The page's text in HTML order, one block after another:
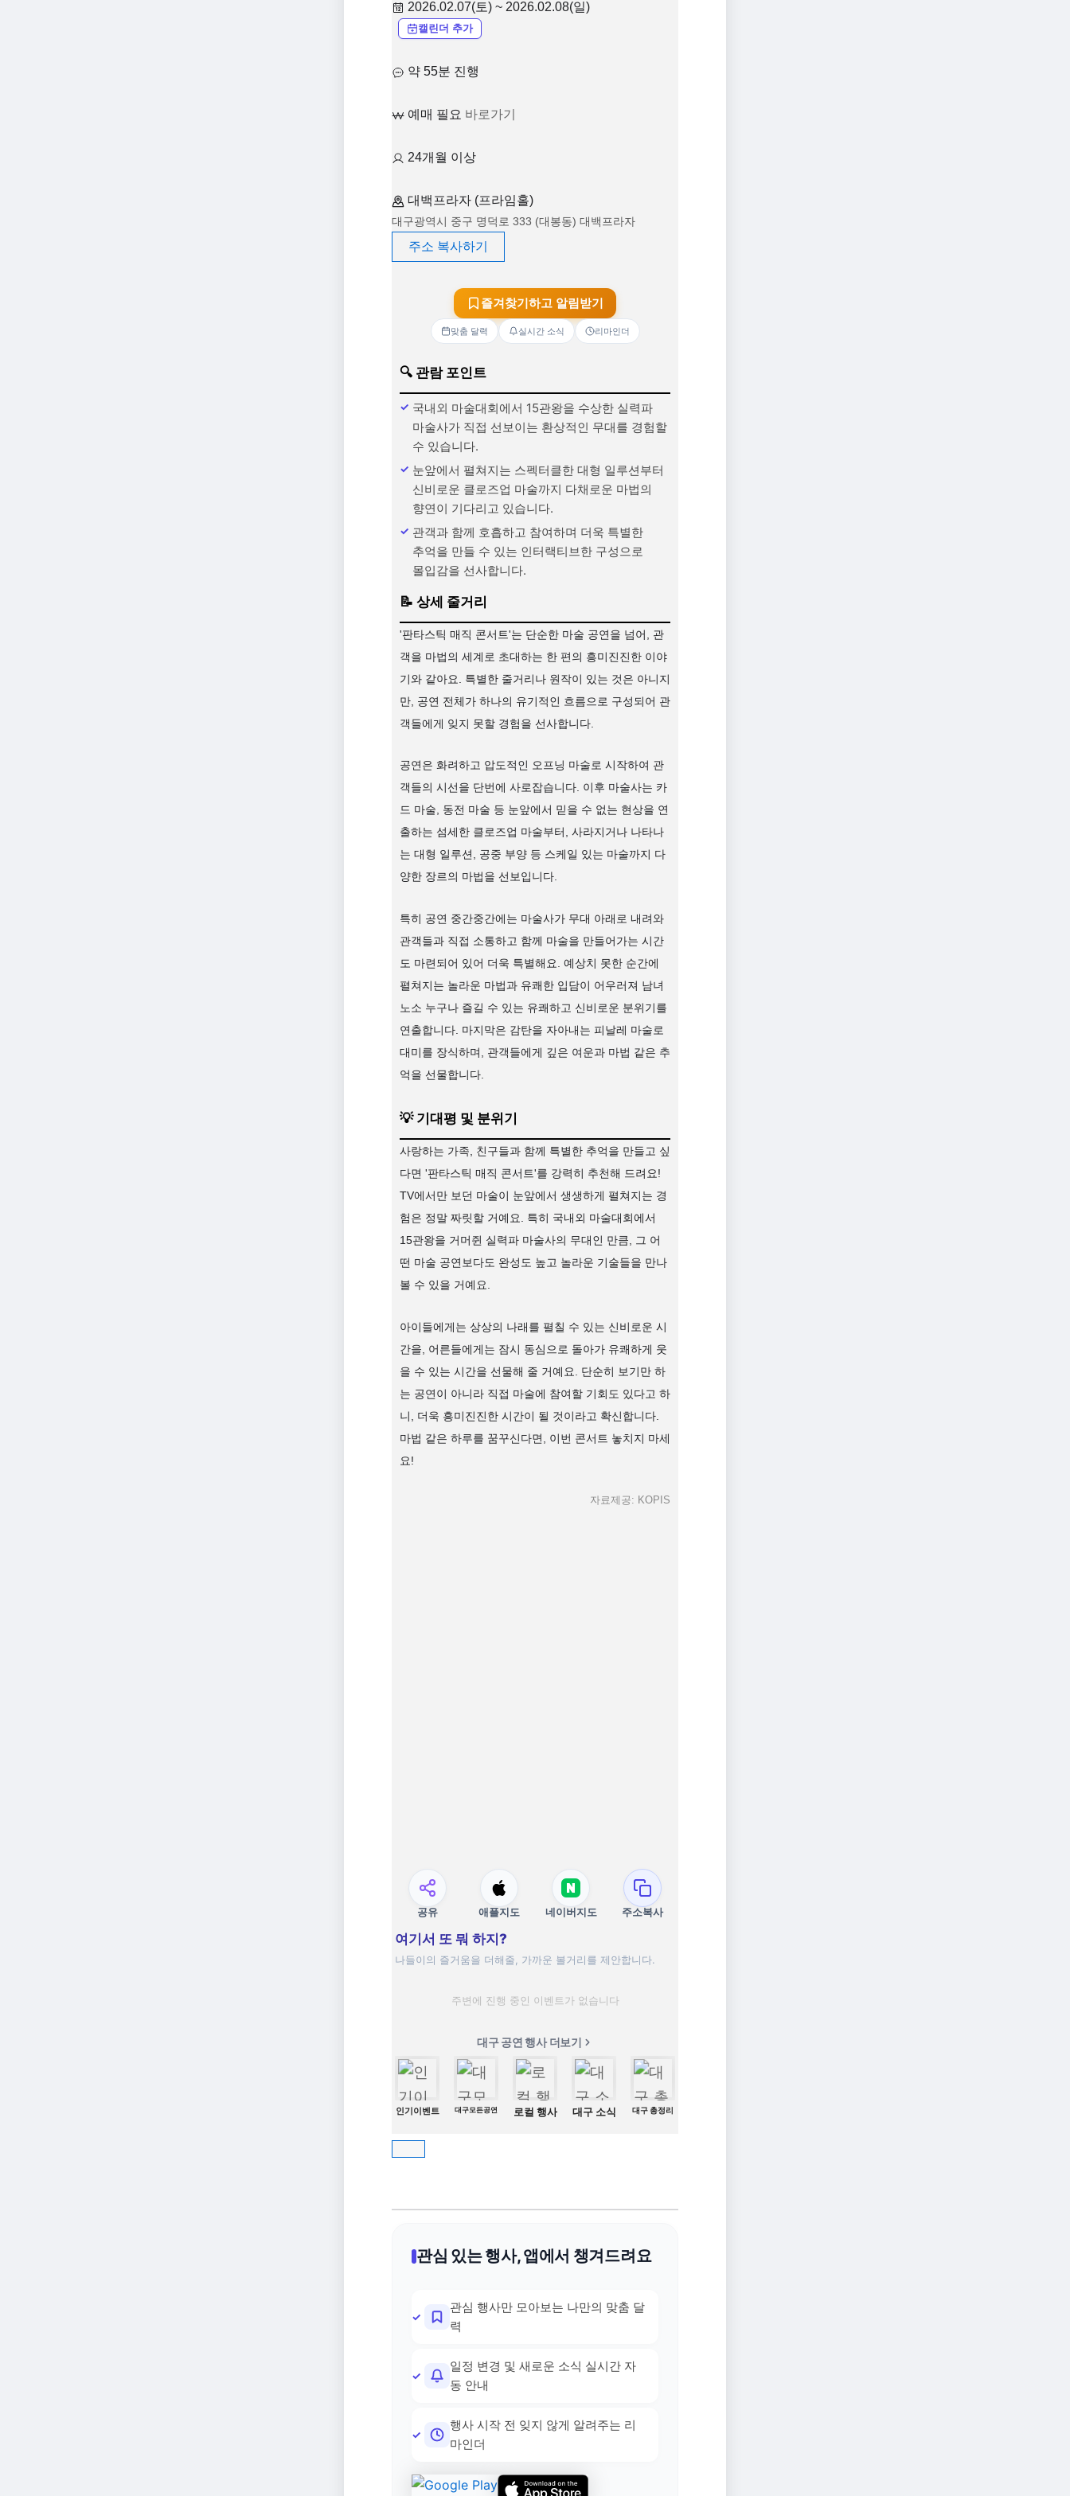
2026.02.07(토) ~ 2026.02.08(일)
캘린더 추가
약 55분 진행
예매 필요 바로가기
24개월 이상
대백프라자 (프라임홀)
대구광역시 중구 명덕로 333 (대봉동) 대백프라자
주소 복사하기
즐겨찾기하고 알림받기
맞춤 달력 실시간 소식 리마인더
🔍 관람 포인트
국내외 마술대회에서 15관왕을 수상한 실력파
마술사가 직접 선보이는 환상적인 무대를 경험할
수 있습니다.
눈앞에서 펼쳐지는 스펙터클한 대형 일루션부터
신비로운 클로즈업 마술까지 다채로운 마법의
향연이 기다리고 있습니다.
관객과 함께 호흡하고 참여하며 더욱 특별한
추억을 만들 수 있는 인터랙티브한 구성으로
몰입감을 선사합니다.
📝 상세 줄거리
'판타스틱 매직 콘서트'는 단순한 마술 공연을 넘어, 관
객을 마법의 세계로 초대하는 한 편의 흥미진진한 이야
기와 같아요. 특별한 줄거리나 원작이 있는 것은 아니지
만, 공연 전체가 하나의 유기적인 흐름으로 구성되어 관
객들에게 잊지 못할 경험을 선사합니다.
공연은 화려하고 압도적인 오프닝 마술로 시작하여 관
객들의 시선을 단번에 사로잡습니다. 이후 마술사는 카
드 마술, 동전 마술 등 눈앞에서 믿을 수 없는 현상을 연
출하는 섬세한 클로즈업 마술부터, 사라지거나 나타나
는 대형 일루션, 공중 부양 등 스케일 있는 마술까지 다
양한 장르의 마법을 선보입니다.
특히 공연 중간중간에는 마술사가 무대 아래로 내려와
관객들과 직접 소통하고 함께 마술을 만들어가는 시간
도 마련되어 있어 더욱 특별해요. 예상치 못한 순간에
펼쳐지는 놀라운 마법과 유쾌한 입담이 어우러져 남녀
노소 누구나 즐길 수 있는 유쾌하고 신비로운 분위기를
연출합니다. 마지막은 감탄을 자아내는 피날레 마술로
대미를 장식하며, 관객들에게 깊은 여운과 마법 같은 추
억을 선물합니다.
💡기대평 및 분위기
사랑하는 가족, 친구들과 함께 특별한 추억을 만들고 싶
다면 '판타스틱 매직 콘서트'를 강력히 추천해 드려요!
TV에서만 보던 마술이 눈앞에서 생생하게 펼쳐지는 경
험은 정말 짜릿할 거예요. 특히 국내외 마술대회에서
15관왕을 거머쥔 실력파 마술사의 무대인 만큼, 그 어
떤 마술 공연보다도 완성도 높고 놀라운 기술들을 만나
볼 수 있을 거예요.
아이들에게는 상상의 나래를 펼칠 수 있는 신비로운 시
간을, 어른들에게는 잠시 동심으로 돌아가 유쾌하게 웃
을 수 있는 시간을 선물해 줄 거예요. 단순히 보기만 하
는 공연이 아니라 직접 마술에 참여할 기회도 있다고 하
니, 더욱 흥미진진한 시간이 될 것이라고 확신합니다.
마법 같은 하루를 꿈꾸신다면, 이번 콘서트 놓치지 마세
요!
자료제공: KOPIS
공유 애플지도 네이버지도 주소복사
여기서 또 뭐 하지?
나들이의 즐거움을 더해줄, 가까운 볼거리를 제안합니다.
주변에 진행 중인 이벤트가 없습니다
대구 공연 행사 더보기
인기이벤트 대구모든공연 로컬 행사 대구 소식 대구 총정리
관심 있는 행사, 앱에서 챙겨드려요
관심 행사만 모아보는 나만의 맞춤 달
력
일정 변경 및 새로운 소식 실시간 자
동 안내
행사 시작 전 잊지 않게 알려주는 리
마인더